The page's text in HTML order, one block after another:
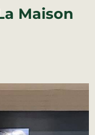
Maison